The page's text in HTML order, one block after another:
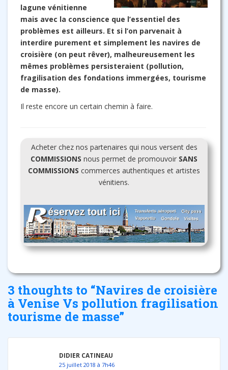
lagune vénitienne
mais avec la conscience que l’essentiel des
problèmes est ailleurs. Et si l’on parvenait à
interdire purement et simplement les navires de
croisière (on peut rêver), malheureusement les
mêmes problèmes persisteraient (pollution,
fragilisation des fondations immergées, tourisme
de masse).
Il reste encore un certain chemin à faire.
Acheter chez nos partenaires qui nous versent des
COMMISSIONS nous permet de promouvoir SANS
COMMISSIONS commerces authentiques et artistes
vénitiens.
3 thoughts to “Navires de croisière
à Venise Vs pollution fragilisation
tourisme de masse”
DIDIER CATINEAU
25 juillet 2018 à 7h46